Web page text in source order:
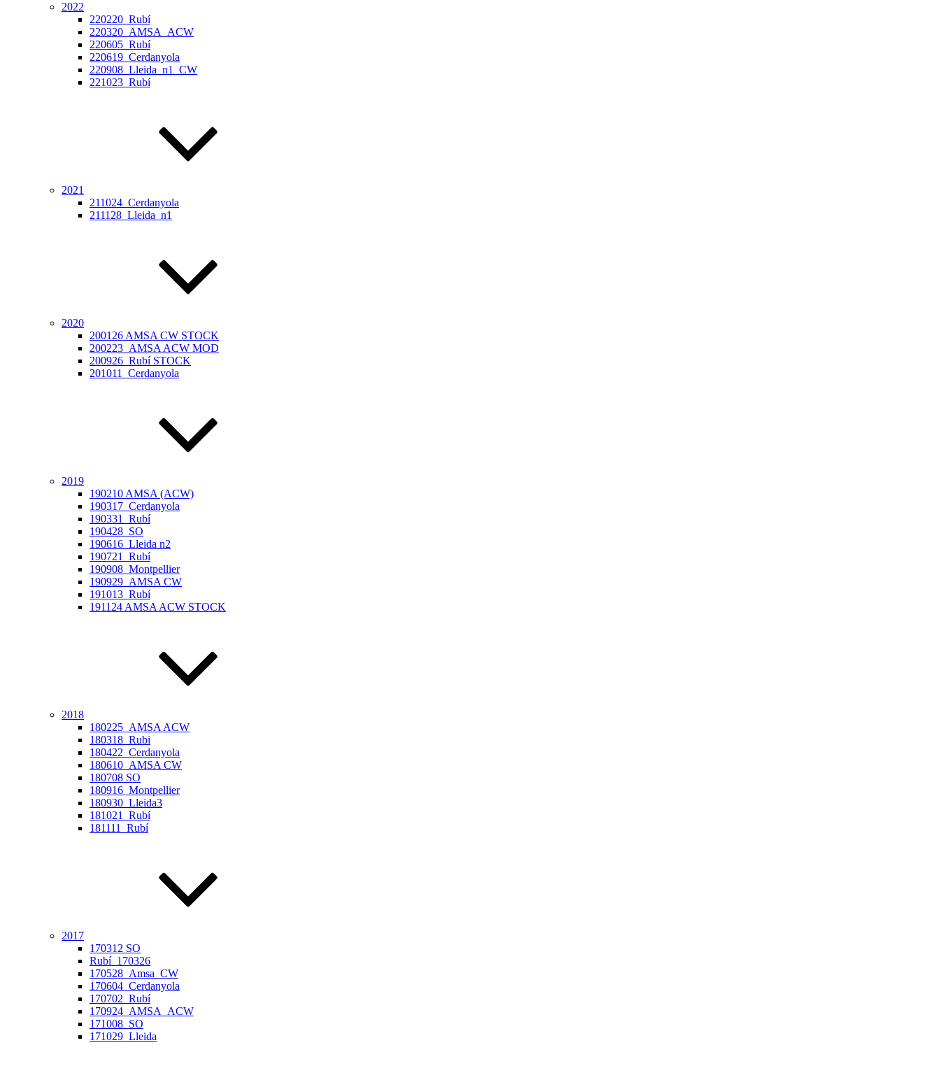
2022
220220_Rubí
220320_AMSA_ACW
220605_Rubí
220619_Cerdanyola
220908_Lleida_n1_CW
221023_Rubí
2021
211024_Cerdanyola
211128_Lleida_n1
2020
200126 AMSA CW STOCK
200223_AMSA ACW MOD
200926_Rubí STOCK
201011_Cerdanyola
2019
190210 AMSA (ACW)
190317_Cerdanyola
190331_Rubí
190428_SO
190616_Lleida n2
190721_Rubí
190908_Montpellier
190929_AMSA CW
191013_Rubí
191124 AMSA ACW STOCK
2018
180225_AMSA ACW
180318_Rubi
180422_Cerdanyola
180610_AMSA CW
180708 SO
180916_Montpellier
180930_Lleida3
181021_Rubí
181111_Rubí
2017
170312 SO
Rubí_170326
170528_Amsa_CW
170604_Cerdanyola
170702_Rubí
170924_AMSA_ACW
171008_SO
171029_Lleida